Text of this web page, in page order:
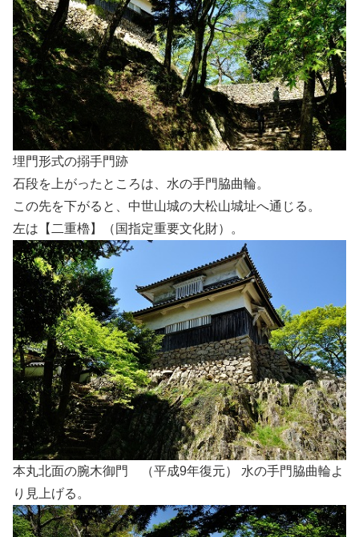
埋門形式の搦手門跡
石段を上がったところは、水の手門脇曲輪。
この先を下がると、中世山城の大松山城址へ通じる。
左は【二重櫓】（国指定重要文化財）。
本丸北面の腕木御門 （平成9年復元） 水の手門脇曲輪よ
り見上げる。